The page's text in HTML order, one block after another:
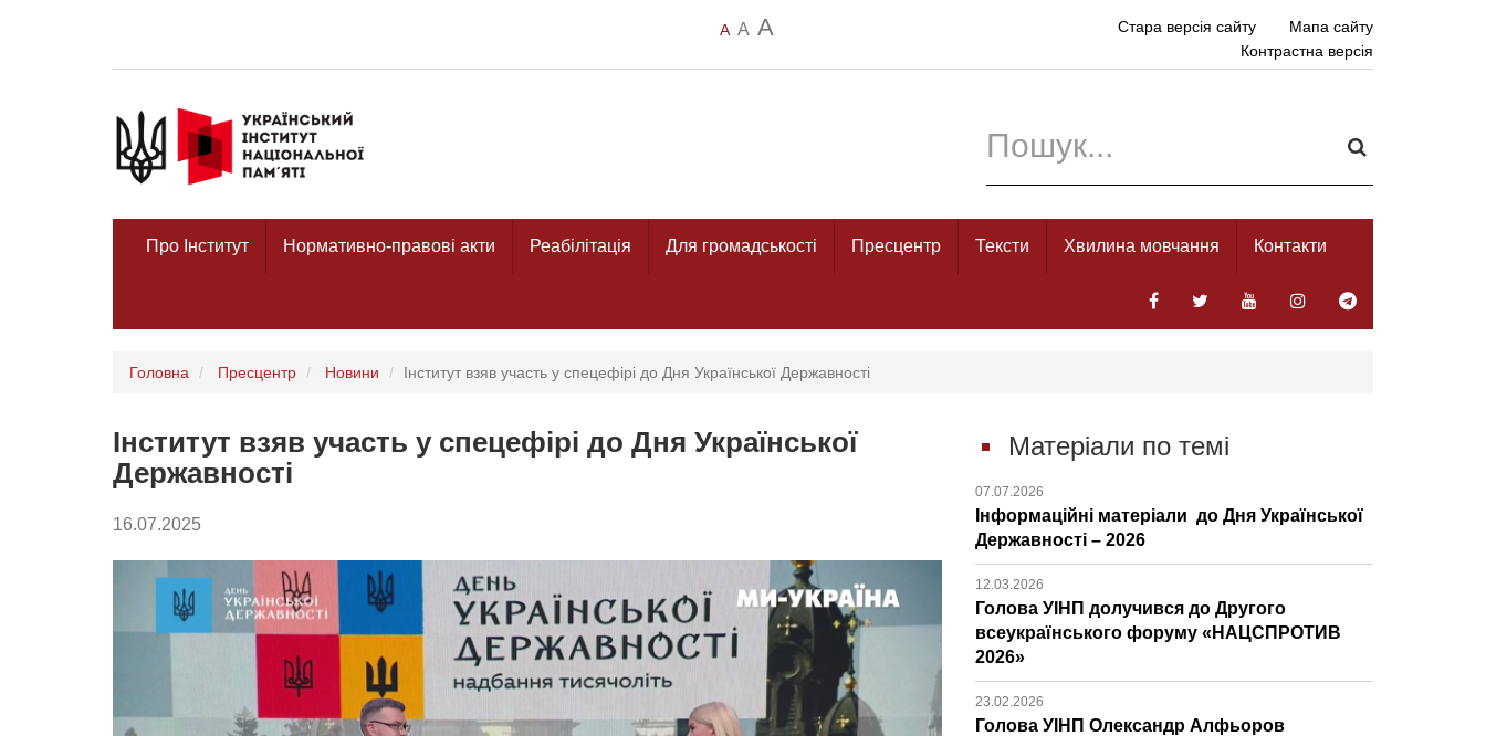
A A A Стара версія сайту
Мапа сайту
Контрастна версія
Про Інститут Нормативно-правові акти Реабілітація Для громадськості Пресцентр Тексти Хвилина мовчання Контакти
Головна Пресцентр Новини Інститут взяв участь у спецефірі до Дня Української Державності
Інститут взяв участь у спецефірі до Дня Української
Державності
16.07.2025
Матеріали по темі
07.07.2026
Інформаційні матеріали до Дня Української
Державності – 2026
12.03.2026
Голова УІНП долучився до Другого
всеукраїнського форуму «НАЦСПРОТИВ
2026»
23.02.2026
Голова УІНП Олександр Алфьоров